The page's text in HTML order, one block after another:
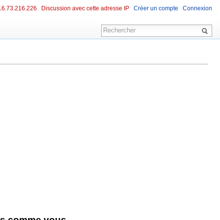
Discussion avec cette adresse IP Créer un compte Connexion